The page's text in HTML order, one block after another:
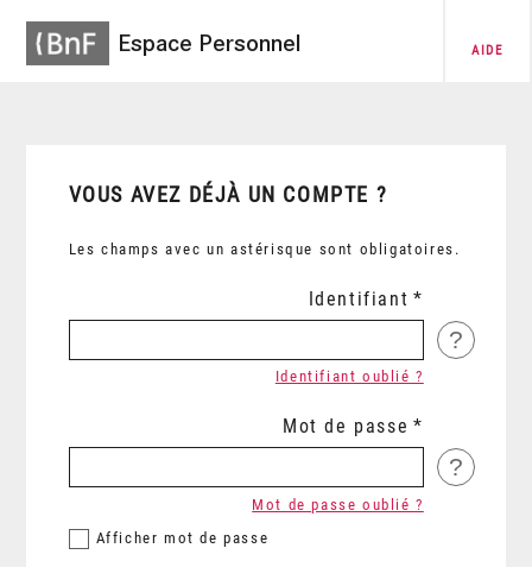
Espace Personnel AIDE
VOUS AVEZ DÉJÀ UN COMPTE ?
Les champs avec un astérisque sont obligatoires.
Identifiant
?
Identifiant oublié ?
Mot de passe
?
Afficher mot de passe
Mot de passe oublié ?